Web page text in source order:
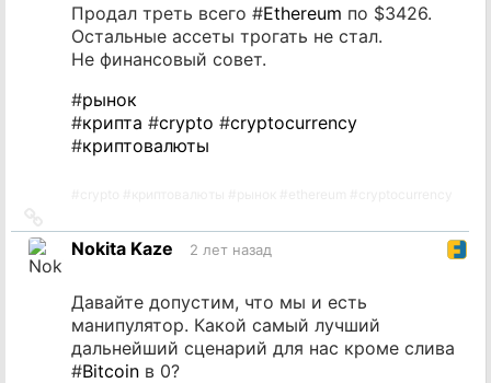
Продал треть всего #Ethereum по $3426.
Остальные ассеты трогать не стал.
Не финансовый совет.
#рынок
#крипта #crypto #cryptocurrency
#криптовалюты
на
источник
Nokita Kaze 2 лет назад
Давайте допустим, что мы и есть
манипулятор. Какой самый лучший
дальнейший сценарий для нас кроме слива
#Bitcoin в 0?